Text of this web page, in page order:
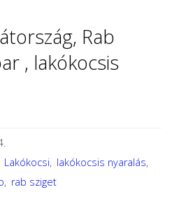
Rab
, lakókocsis
Lakókocsi, lakókocsis nyaralás,
, rab sziget